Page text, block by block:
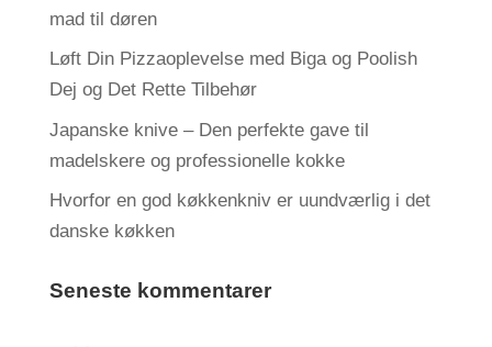
mad til døren
Løft Din Pizzaoplevelse med Biga og Poolish
Dej og Det Rette Tilbehør
Japanske knive – Den perfekte gave til
madelskere og professionelle kokke
Hvorfor en god køkkenkniv er uundværlig i det
danske køkken
Seneste kommentarer